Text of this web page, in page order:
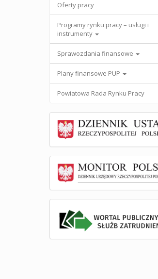
Oferty pracy
Programy rynku pracy – usługi i
instrumenty
Sprawozdania finansowe
Plany finansowe PUP
Powiatowa Rada Rynku Pracy